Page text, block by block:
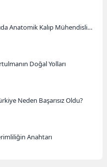
Anatomik Kalıp Mühendisliği
Doğal Yolları
Neden Başarısız Oldu?
Anahtarı